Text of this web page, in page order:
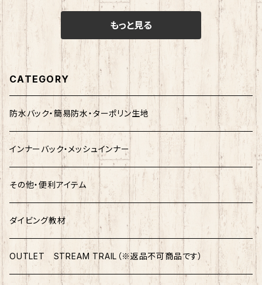
もっと見る
CATEGORY
防水バック・簡易防水・ターポリン生地
インナーバック・メッシュインナー
その他・便利アイテム
ダイビング教材
OUTLET STREAM TRAIL（※返品不可商品です）